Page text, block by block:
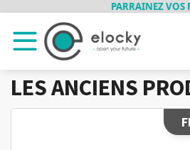
PARRAINEZ VOS
LES ANCIENS